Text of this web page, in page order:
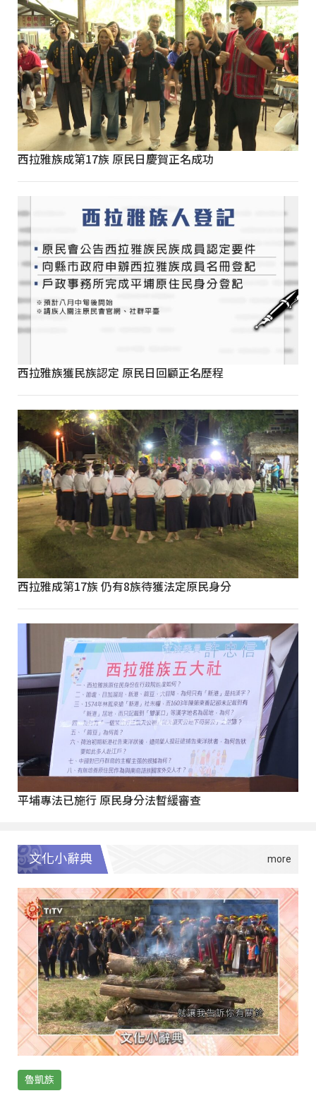
西拉雅族成第17族 原民日慶賀正名成功
西拉雅族獲民族認定 原民日回顧正名歷程
西拉雅成第17族 仍有8族待獲法定原民身分
平埔專法已施行 原民身分法暫緩審查
文化小辭典
魯凱族